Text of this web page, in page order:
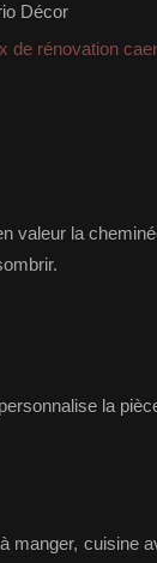
Décor
de rénovation
valeur la
la
manger, cuisine